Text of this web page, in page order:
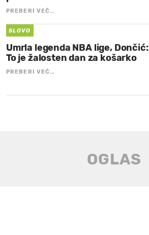
PREBERI VEČ…
SLOVO
Umrla legenda NBA lige, Dončić:
To je žalosten dan za košarko
PREBERI VEČ…